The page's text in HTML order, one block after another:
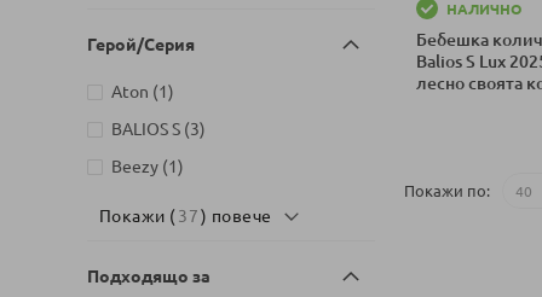
НАЛИЧНО
Бебешка
Balios S Lux
лесно своята
Покажи по
Герой/Серия
Aton 1
артикул
BALIOS S 3
артикули
Beezy 1
артикул
Покажи (37 ) повече
Подходящо за